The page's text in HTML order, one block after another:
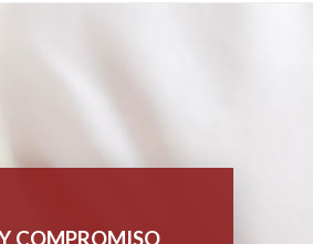
COMPROMISO